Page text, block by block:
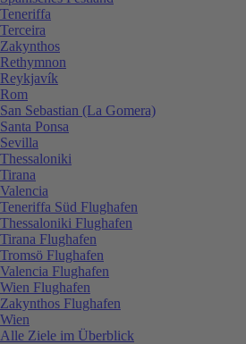
Teneriffa
Terceira
Zakynthos
Rethymnon
Reykjavík
Rom
San Sebastian (La Gomera)
Santa Ponsa
Sevilla
Thessaloniki
Tirana
Valencia
Teneriffa Süd Flughafen
Thessaloniki Flughafen
Tirana Flughafen
Tromsö Flughafen
Valencia Flughafen
Wien Flughafen
Zakynthos Flughafen
Wien
Alle Ziele im Überblick